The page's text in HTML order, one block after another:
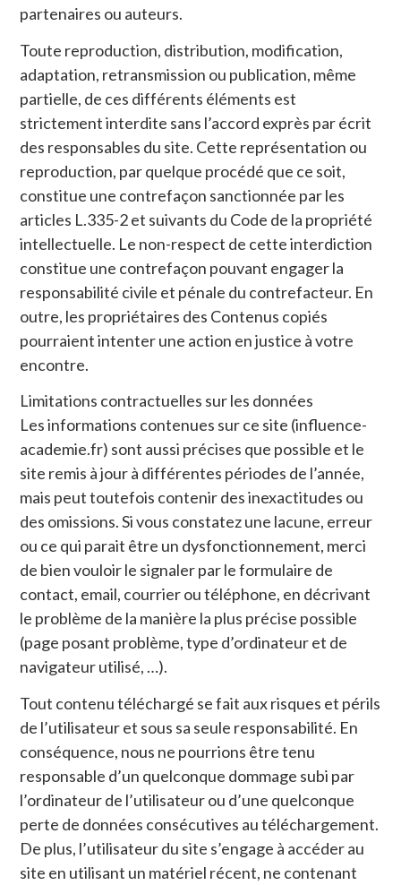
partenaires ou auteurs.
Toute reproduction, distribution, modification,
adaptation, retransmission ou publication, même
partielle, de ces différents éléments est
strictement interdite sans l’accord exprès par écrit
des responsables du site. Cette représentation ou
reproduction, par quelque procédé que ce soit,
constitue une contrefaçon sanctionnée par les
articles L.335-2 et suivants du Code de la propriété
intellectuelle. Le non-respect de cette interdiction
constitue une contrefaçon pouvant engager la
responsabilité civile et pénale du contrefacteur. En
outre, les propriétaires des Contenus copiés
pourraient intenter une action en justice à votre
encontre.
Limitations contractuelles sur les données
Les informations contenues sur ce site (influence-
academie.fr) sont aussi précises que possible et le
site remis à jour à différentes périodes de l’année,
mais peut toutefois contenir des inexactitudes ou
des omissions. Si vous constatez une lacune, erreur
ou ce qui parait être un dysfonctionnement, merci
de bien vouloir le signaler par le formulaire de
contact, email, courrier ou téléphone, en décrivant
le problème de la manière la plus précise possible
(page posant problème, type d’ordinateur et de
navigateur utilisé, …).
Tout contenu téléchargé se fait aux risques et périls
de l’utilisateur et sous sa seule responsabilité. En
conséquence, nous ne pourrions être tenu
responsable d’un quelconque dommage subi par
l’ordinateur de l’utilisateur ou d’une quelconque
perte de données consécutives au téléchargement.
De plus, l’utilisateur du site s’engage à accéder au
site en utilisant un matériel récent, ne contenant